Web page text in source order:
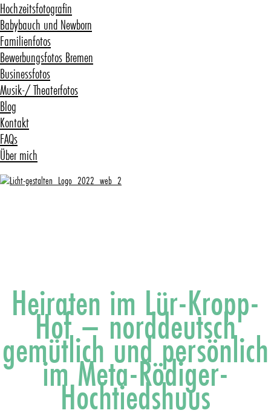
Hochzeitsfotografin
Babybauch und Newborn
Familienfotos
Bewerbungsfotos Bremen
Businessfotos
Musik-/ Theaterfotos
Blog
Kontakt
FAQs
Über mich
Heiraten im Lür-Kropp-
Hof – norddeutsch
gemütlich und persönlich
im Meta-Rödiger-
Hochtiedshuus